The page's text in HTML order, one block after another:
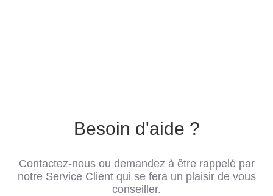
Besoin d'aide ?
Contactez-nous ou demandez à être rappelé par
notre Service Client qui se fera un plaisir de vous
conseiller.